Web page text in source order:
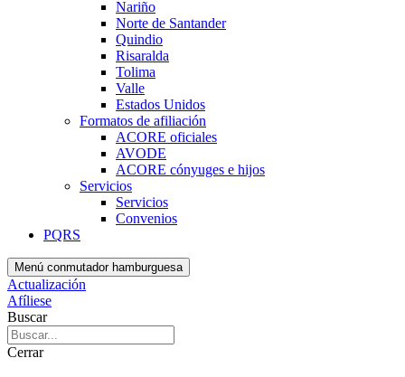
Nariño
Norte de Santander
Quindio
Risaralda
Tolima
Valle
Estados Unidos
Formatos de afiliación
ACORE oficiales
AVODE
ACORE cónyuges e hijos
Servicios
Servicios
Convenios
PQRS
Menú conmutador hamburguesa
Actualización
Afíliese
Buscar
Cerrar